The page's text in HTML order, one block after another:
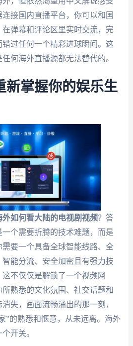
接国内直播平台，你可以和国
弹幕和评论区里实时交流，完
过任何一个精彩进球瞬间。这
何海外直播源都无法替代的。
新掌握你的娱乐生
外如何看大陆的电视剧视频？答
个需要折腾的技术难题，而是
要一个具备全球智能线路、全
能分流、安全加密且有强力技
不仅仅是解锁了一个视频网
熟悉的文化氛围、社交话题和
失，画面流畅涌出的那一刻，
”的熟悉和惬意，从未远离。海外
开关。